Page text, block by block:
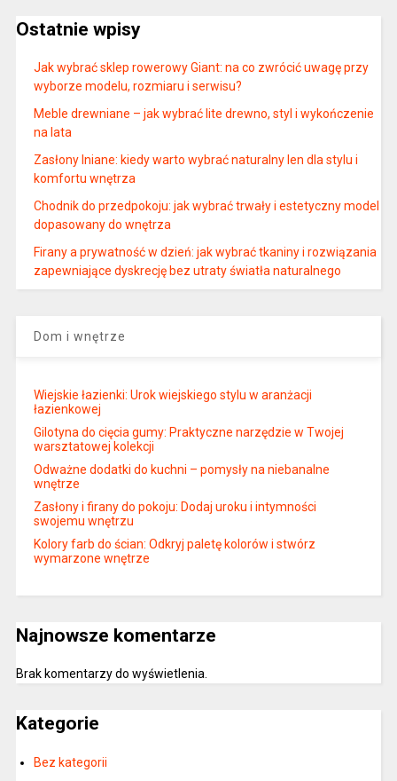
Ostatnie wpisy
Jak wybrać sklep rowerowy Giant: na co zwrócić uwagę przy
wyborze modelu, rozmiaru i serwisu?
Meble drewniane – jak wybrać lite drewno, styl i wykończenie
na lata
Zasłony lniane: kiedy warto wybrać naturalny len dla stylu i
komfortu wnętrza
Chodnik do przedpokoju: jak wybrać trwały i estetyczny model
dopasowany do wnętrza
Firany a prywatność w dzień: jak wybrać tkaniny i rozwiązania
zapewniające dyskrecję bez utraty światła naturalnego
Dom i wnętrze
Wiejskie łazienki: Urok wiejskiego stylu w aranżacji
łazienkowej
Gilotyna do cięcia gumy: Praktyczne narzędzie w Twojej
warsztatowej kolekcji
Odważne dodatki do kuchni – pomysły na niebanalne
wnętrze
Zasłony i firany do pokoju: Dodaj uroku i intymności
swojemu wnętrzu
Kolory farb do ścian: Odkryj paletę kolorów i stwórz
wymarzone wnętrze
Najnowsze komentarze
Brak komentarzy do wyświetlenia.
Kategorie
Bez kategorii